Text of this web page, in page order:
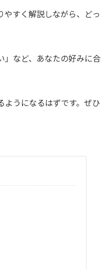
やすく解説しながら、どっ
」など、あなたの好みに合
ようになるはずです。ぜひ